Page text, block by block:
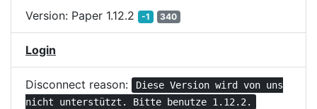
Version: Paper 1.12.2 -1 340
Login
Disconnect reason:
Diese Version wird von uns
nicht unterstützt. Bitte benutze 1.12.2.